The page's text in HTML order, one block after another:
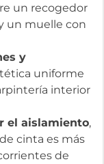
un recogedor
un muelle con
y
uniforme
interior
el aislamiento,
cinta es más
de